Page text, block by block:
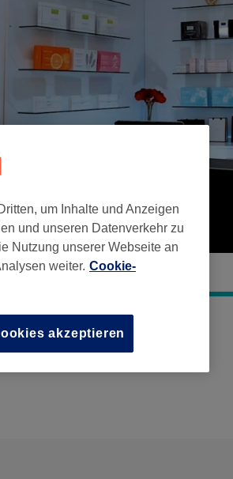
um Inhalte und Anzeigen
und unseren Datenverkehr zu
Nutzung unserer Webseite an
weiter. Cookie-
akzeptieren